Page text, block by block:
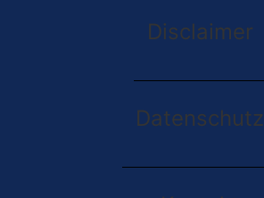
Disclaimer
Datenschutz